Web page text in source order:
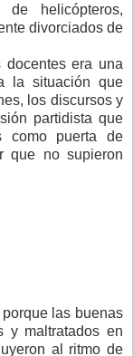
helicópteros,
divorciados de
era una
la situación que
los discursos y
partidista que
como puerta de
que no supieron
las buenas
y maltratados en
al ritmo de